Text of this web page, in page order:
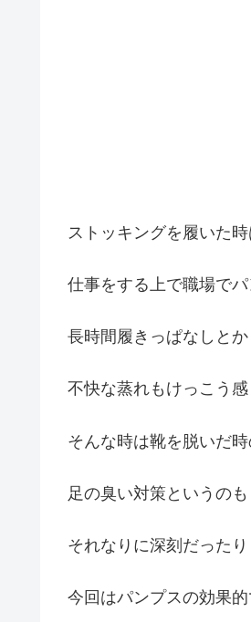
ストッキングを履いた時
仕事をする上で職場でパ
長時間履きっぱなしとか
不快な蒸れもけっこう感
そんな時は靴を脱いだ
足の臭い対策というのも
それなりに深刻だった
今回はパンプスの効果